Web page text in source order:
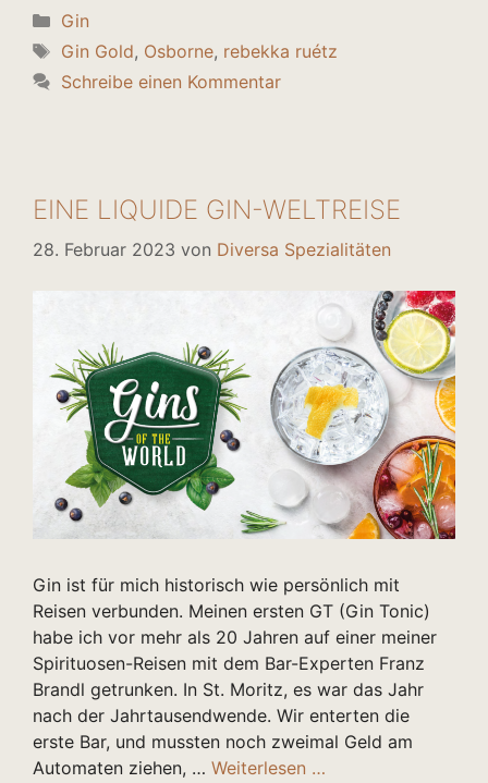
Kategorien
Gin
Schlagwörter
Gin Gold, Osborne, rebekka ruétz
Schreibe einen Kommentar
EINE LIQUIDE GIN-WELTREISE
28. Februar 2023 von Diversa Spezialitäten
Gin ist für mich historisch wie persönlich mit
Reisen verbunden. Meinen ersten GT (Gin Tonic)
habe ich vor mehr als 20 Jahren auf einer meiner
Spirituosen-Reisen mit dem Bar-Experten Franz
Brandl getrunken. In St. Moritz, es war das Jahr
nach der Jahrtausendwende. Wir enterten die
erste Bar, und mussten noch zweimal Geld am
Automaten ziehen, … Weiterlesen …